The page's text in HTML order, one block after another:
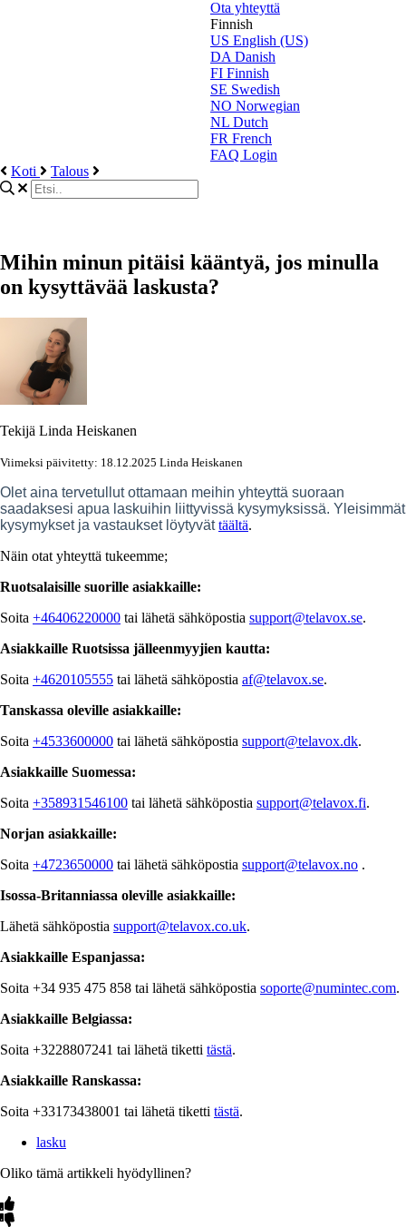
Ota yhteyttä
Finnish
US English (US)
DA Danish
FI Finnish
SE Swedish
NO Norwegian
NL Dutch
FR French
FAQ Login
Koti
Talous
Mihin minun pitäisi kääntyä, jos minulla
on kysyttävää laskusta?
Tekijä Linda Heiskanen
Viimeksi päivitetty: 18.12.2025 Linda Heiskanen
Olet aina tervetullut ottamaan meihin yhteyttä suoraan
saadaksesi apua laskuihin liittyvissä kysymyksissä. Yleisimmät
kysymykset ja vastaukset löytyvät täältä.
Näin otat yhteyttä tukeemme;
Ruotsalaisille suorille asiakkaille:
Soita +46406220000 tai lähetä sähköpostia support@telavox.se.
Asiakkaille Ruotsissa jälleenmyyjien kautta:
Soita +4620105555 tai lähetä sähköpostia af@telavox.se.
Tanskassa oleville asiakkaille:
Soita +4533600000 tai lähetä sähköpostia support@telavox.dk.
Asiakkaille Suomessa:
Soita +358931546100 tai lähetä sähköpostia support@telavox.fi.
Norjan asiakkaille:
Soita +4723650000 tai lähetä sähköpostia support@telavox.no .
Isossa-Britanniassa oleville asiakkaille:
Lähetä sähköpostia support@telavox.co.uk.
Asiakkaille Espanjassa:
Soita +34 935 475 858 tai lähetä sähköpostia soporte@numintec.com.
Asiakkaille Belgiassa:
Soita +3228807241 tai lähetä tiketti tästä.
Asiakkaille Ranskassa:
Soita +33173438001 tai lähetä tiketti tästä.
lasku
Oliko tämä artikkeli hyödyllinen?